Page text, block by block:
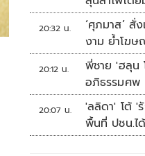
กา
20:32 น.
‘ศุภมาส’ สั่
งาม ย้ำโฆษ
20:12 น.
พี่ชาย 'ฮลุน
อภิธรรมศพ
ส.ค.
20:07 น.
'ลลิดา' โต้ '
พื้นที่ ปชน.ไ